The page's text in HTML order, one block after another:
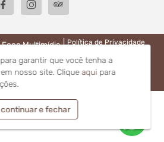
garantir que você tenha a
nosso site. Cliqueaqui para
continuar e fechar
Foco Multimídia | Política de Privacidade